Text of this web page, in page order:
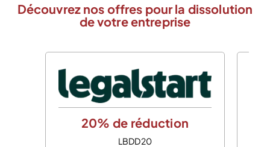
Découvrez nos offres pour la dissolution
de votre entreprise
20% de réduction
LBDD20